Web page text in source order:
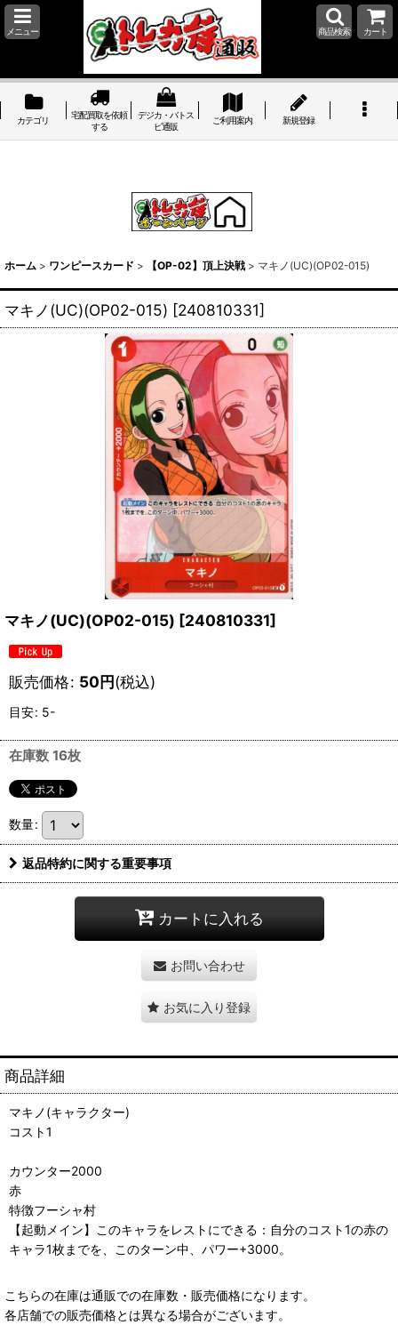
メニュー 商品検索 カート
カテゴリ
宅配買取を依頼
する
デジカ・バトス
ピ通販
ご利用案内 新規登録
ホーム > ワンピースカード > 【OP-02】頂上決戦 > マキノ(UC)(OP02-015)
マキノ(UC)(OP02-015) [240810331]
マキノ(UC)(OP02-015) [240810331]
販売価格: 50円(税込)
目安: 5-
在庫数 16枚
数量:
返品特約に関する重要事項
カートに入れる
お問い合わせ
お気に入り登録
商品詳細
マキノ(キャラクター)
コスト1
カウンター2000
赤
特徴フーシャ村
【起動メイン】このキャラをレストにできる：自分のコスト1の赤の
キャラ1枚までを、このターン中、パワー+3000。
こちらの在庫は通販での在庫数・販売価格になります。
各店舗での販売価格とは異なる場合がございます。